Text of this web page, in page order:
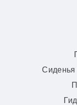
Сиденья